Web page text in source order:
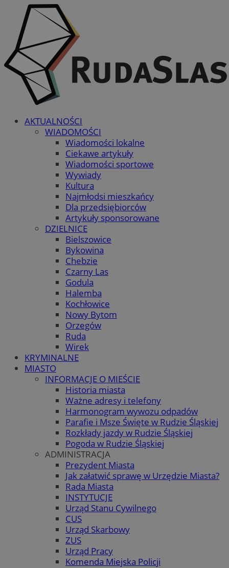
AKTUALNOŚCI
WIADOMOŚCI
Wiadomości lokalne
Ciekawe artykuły
Wiadomości sportowe
Wywiady
Kultura
Najmłodsi mieszkańcy
Dla przedsiębiorców
Artykuły sponsorowane
DZIELNICE
Bielszowice
Bykowina
Chebzie
Czarny Las
Godula
Halemba
Kochłowice
Nowy Bytom
Orzegów
Ruda
Wirek
KRYMINALNE
MIASTO
INFORMACJE O MIEŚCIE
Historia miasta
Ważne adresy i telefony
Harmonogram wywozu odpadów
Parafie i Msze Święte w Rudzie Śląskiej
Rozkłady jazdy w Rudzie Śląskiej
Pogoda w Rudzie Śląskiej
ADMINISTRACJA
Prezydent Miasta
Jak załatwić sprawę w Urzędzie Miasta?
Rada Miasta
INSTYTUCJE
Urząd Stanu Cywilnego
CUS
Urząd Skarbowy
ZUS
Urząd Pracy
Komenda Miejska Policji